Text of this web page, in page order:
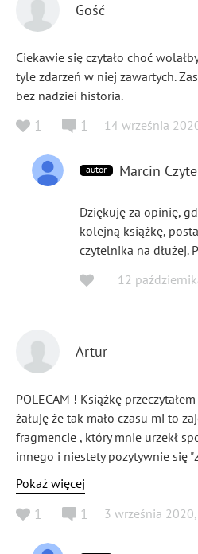
Gość
Ciekawie się czytało choć
tyle zdarzeń w niej zawartych.
bez nadziei historia.
1 1 14 września
autor Marcin
Dziękuję za opinię,
kolejną książkę,
czytelnika na dłużej.
12
Artur
POLECAM ! Książkę
żałuję że tak mało czasu mi to
fragmencie , który mnie urzekł
innego i niestety pozytywnie się
wzruszenie, wartka akcja, nagłe
przystępny język sprawiają że
Polecam każdemu , zapewne
Pokaż więcej
1 1 3 września 2020,